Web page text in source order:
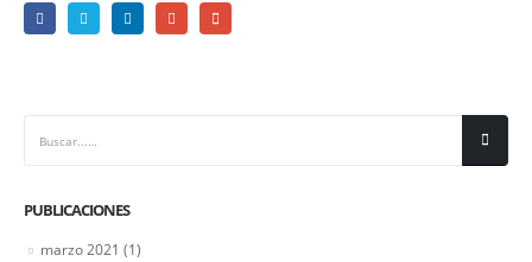
PUBLICACIONES
marzo 2021 (1)